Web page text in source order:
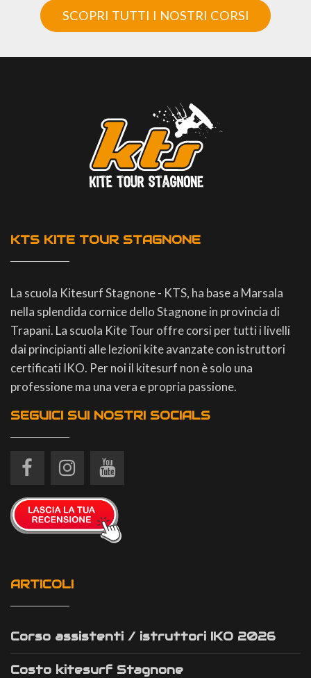
SCOPRI TUTTI I NOSTRI CORSI
KTS KITE TOUR STAGNONE
La scuola Kitesurf Stagnone - KTS, ha base a Marsala
nella splendida cornice dello Stagnone in provincia di
Trapani. La scuola Kite Tour offre corsi per tutti i livelli
dai principianti alle lezioni kite avanzate con istruttori
certificati IKO. Per noi il kitesurf non è solo una
professione ma una vera e propria passione.
SEGUICI SUI NOSTRI SOCIALS
ARTICOLI
Corso assistenti / istruttori IKO 2026
Costo kitesurf Stagnone